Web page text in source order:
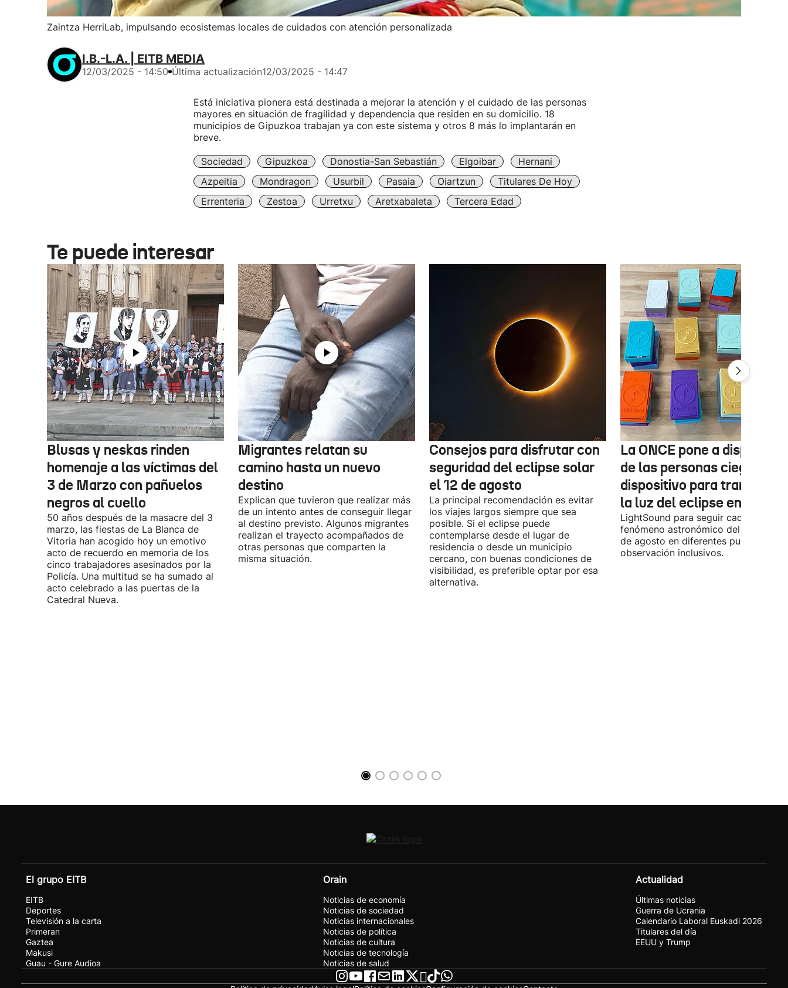
Zaintza HerriLab, impulsando ecosistemas locales de cuidados con atención personalizada
I.B.-L.A. | EITB MEDIA
12/03/2025 - 14:50 Última actualización12/03/2025 - 14:47
Está iniciativa pionera está destinada a mejorar la atención y el cuidado de las personas
mayores en situación de fragilidad y dependencia que residen en su domicilio. 18
municipios de Gipuzkoa trabajan ya con este sistema y otros 8 más lo implantarán en
breve.
Sociedad Gipuzkoa Donostia-San Sebastián Elgoibar
Hernani
Azpeitia
Mondragon Usurbil Pasaia Oiartzun
Titulares De Hoy
Errenteria
Zestoa Urretxu Aretxabaleta Tercera Edad
Te puede interesar
Blusas y neskas rinden
homenaje a las víctimas del
3 de Marzo con pañuelos
negros al cuello
50 años después de la masacre del 3
marzo, las fiestas de La Blanca de
Vitoria han acogido hoy un emotivo
acto de recuerdo en memoria de los
cinco trabajadores asesinados por la
Policía. Una multitud se ha sumado al
acto celebrado a las puertas de la
Catedral Nueva.
Migrantes relatan su
camino hasta un nuevo
destino
Explican que tuvieron que realizar más
de un intento antes de conseguir llegar
al destino previsto. Algunos migrantes
realizan el trayecto acompañados de
otras personas que comparten la
misma situación.
Consejos para disfrutar con
seguridad del eclipse solar
el 12 de agosto
La principal recomendación es evitar
los viajes largos siempre que sea
posible. Si el eclipse puede
contemplarse desde el lugar de
residencia o desde un municipio
cercano, con buenas condiciones de
visibilidad, es preferible optar por esa
alternativa.
La ONCE pone a
de las personas ciegas un
dispositivo para
la luz del eclipse en
LightSound para seguir cada fase del
fenómeno astronómico del próximo
de agosto en diferentes puntos de
observación inclusivos.
El grupo EITB
EITB
Deportes
Televisión a la carta
Primeran
Gaztea
Makusi
Guau - Gure Audioa
Orain
Noticias de economía
Noticias de sociedad
Noticias internacionales
Noticias de política
Noticias de cultura
Noticias de tecnología
Noticias de salud
Actualidad
Últimas noticias
Guerra de Ucrania
Calendario Laboral Euskadi 2026
Titulares del día
EEUU y Trump